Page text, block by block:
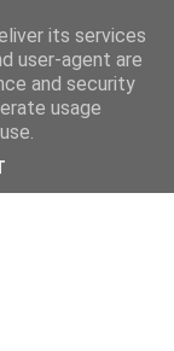
its services
user-agent are
and security
usage